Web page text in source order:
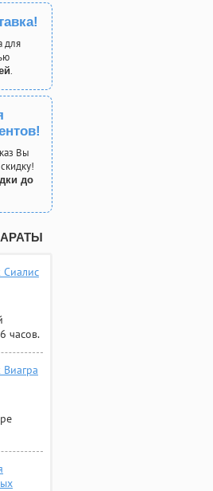
для
.
Вы
до
часов.